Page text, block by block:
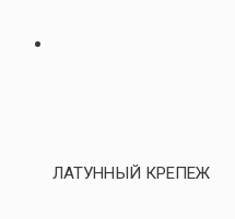
ЛАТУННЫЙ КРЕПЕЖ